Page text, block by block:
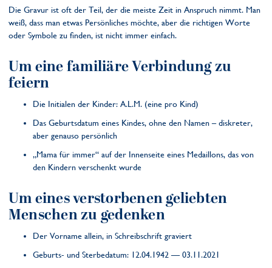
Die Gravur ist oft der Teil, der die meiste Zeit in Anspruch nimmt. Man
weiß, dass man etwas Persönliches möchte, aber die richtigen Worte
oder Symbole zu finden, ist nicht immer einfach.
Um eine familiäre Verbindung zu
feiern
Die Initialen der Kinder: A.L.M. (eine pro Kind)
Das Geburtsdatum eines Kindes, ohne den Namen – diskreter,
aber genauso persönlich
„Mama für immer“ auf der Innenseite eines Medaillons, das von
den Kindern verschenkt wurde
Um eines verstorbenen geliebten
Menschen zu gedenken
Der Vorname allein, in Schreibschrift graviert
Geburts- und Sterbedatum: 12.04.1942 — 03.11.2021